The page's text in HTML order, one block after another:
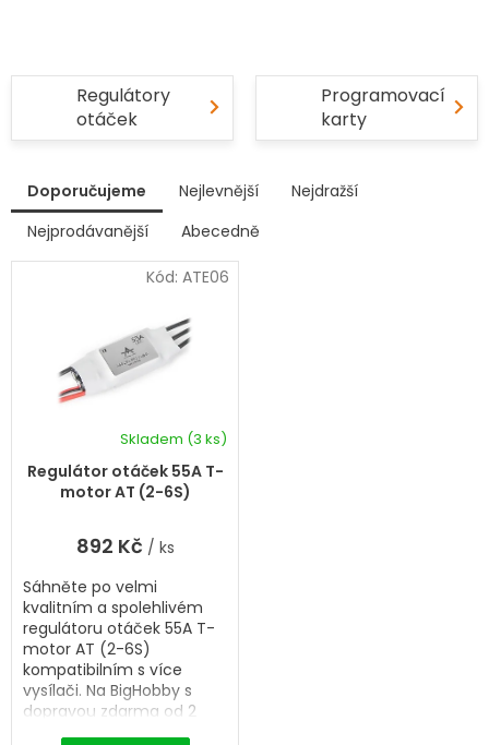
Regulátory
otáček
Programovací
karty
a
Doporučujeme Nejlevnější
Nejdražší
Nejprodávanější
Abecedně
ý
i
Regulátor otáček 55A T-
motor AT (2-6S)
Skladem (3 ks)
892 Kč / ks
Sáhněte po velmi
kvalitním a spolehlivém
regulátoru otáček 55A T-
motor AT (2-6S)
kompatibilním s více
vysílači. Na BigHobby s
dopravou zdarma od 2
Kód: ATE06